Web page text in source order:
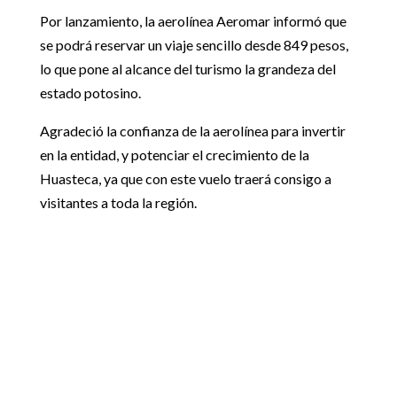
Por lanzamiento, la aerolínea Aeromar informó que
se podrá reservar un viaje sencillo desde 849 pesos,
lo que pone al alcance del turismo la grandeza del
estado potosino.
Agradeció la confianza de la aerolínea para invertir
en la entidad, y potenciar el crecimiento de la
Huasteca, ya que con este vuelo traerá consigo a
visitantes a toda la región.